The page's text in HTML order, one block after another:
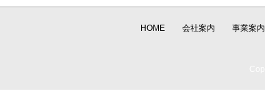
HOME 会社案内 事業案内